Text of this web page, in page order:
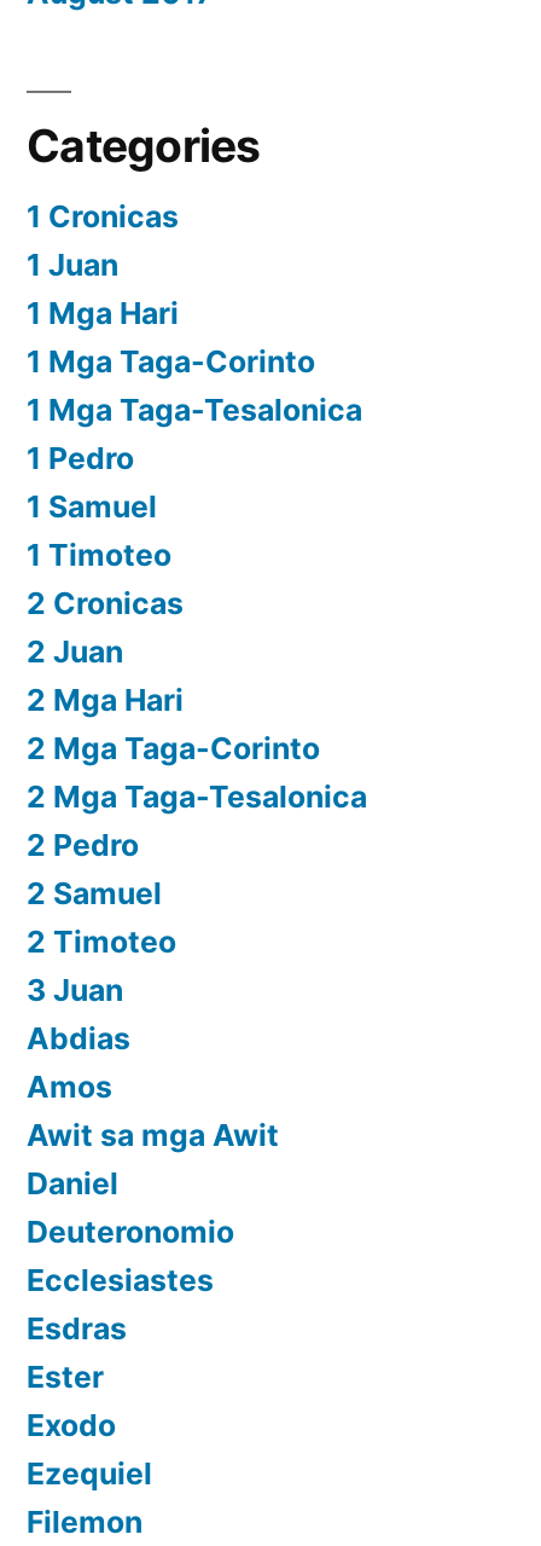
Categories
1 Cronicas
1 Juan
1 Mga Hari
1 Mga Taga-Corinto
1 Mga Taga-Tesalonica
1 Pedro
1 Samuel
1 Timoteo
2 Cronicas
2 Juan
2 Mga Hari
2 Mga Taga-Corinto
2 Mga Taga-Tesalonica
2 Pedro
2 Samuel
2 Timoteo
3 Juan
Abdias
Amos
Awit sa mga Awit
Daniel
Deuteronomio
Ecclesiastes
Esdras
Ester
Exodo
Ezequiel
Filemon